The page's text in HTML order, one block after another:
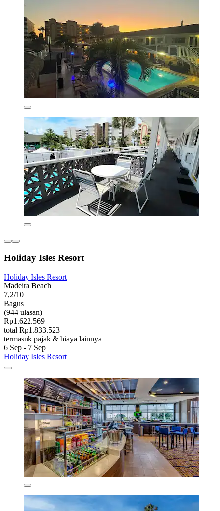
Holiday Isles Resort
Holiday Isles Resort
Madeira Beach
7,2/10
Bagus
(944 ulasan)
Rp1.622.569
total Rp1.833.523
termasuk pajak & biaya lainnya
6 Sep - 7 Sep
Holiday Isles Resort